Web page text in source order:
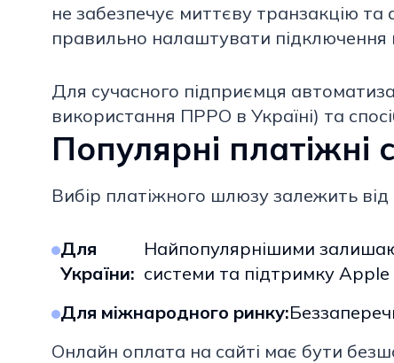
не забезпечує миттєву транзакцію
правильно налаштувати підключення
Для сучасного підприємця
використання ПРРО в Україні) та
Популярні
Вибір платіжного шлюзу залежить від
Для
України:
Найпопулярнішими
системи та підтримку
Для міжнародного ринку:
Онлайн оплата на сайті має бути